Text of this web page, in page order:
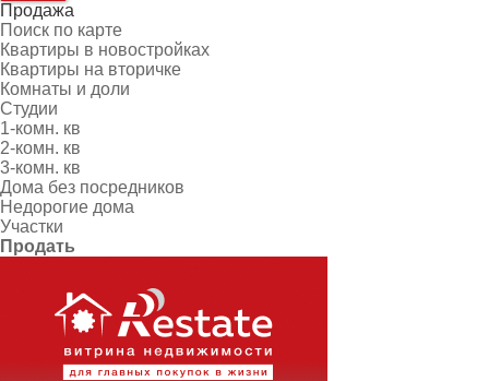
Продажа
Поиск по карте
Квартиры в новостройках
Квартиры на вторичке
Комнаты и доли
Студии
1-комн. кв
2-комн. кв
3-комн. кв
Дома без посредников
Недорогие дома
Участки
Продать